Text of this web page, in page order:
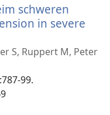
schweren
in severe
S, Ruppert M, Peter
99.